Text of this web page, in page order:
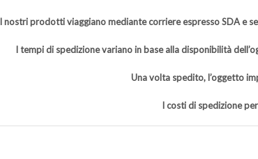
I nostri prodotti viaggiano mediante corriere espresso SDA e
I tempi di spedizione variano in base alla disponibilità
Una volta spedito, l’oggetto
I costi di spedizione